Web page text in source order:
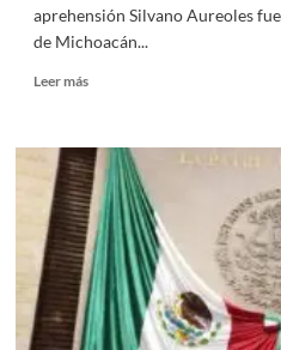
aprehensión Silvano Aureoles
de Michoacán...
Leer másRead
Ordenan
captura
de
Aureoles
por
diversos
delitos